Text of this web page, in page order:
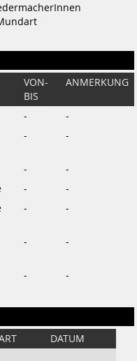
VON-
BIS
ANMERKUNG
-
-
- -
-
-
-
-
- -
- -
- -
DATUM